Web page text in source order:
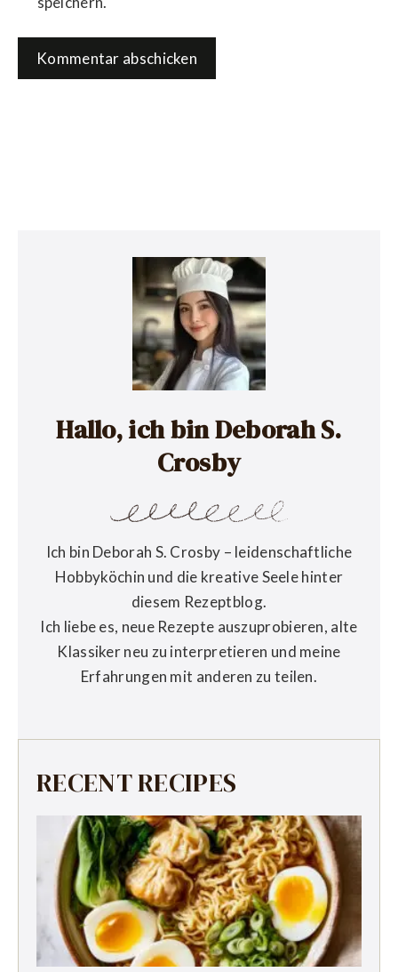
Hallo, ich bin Deborah S.
Crosby
Ich bin Deborah S. Crosby – leidenschaftliche
Hobbyköchin und die kreative Seele hinter
diesem Rezeptblog.
Ich liebe es, neue Rezepte auszuprobieren, alte
Klassiker neu zu interpretieren und meine
Erfahrungen mit anderen zu teilen.
RECENT RECIPES